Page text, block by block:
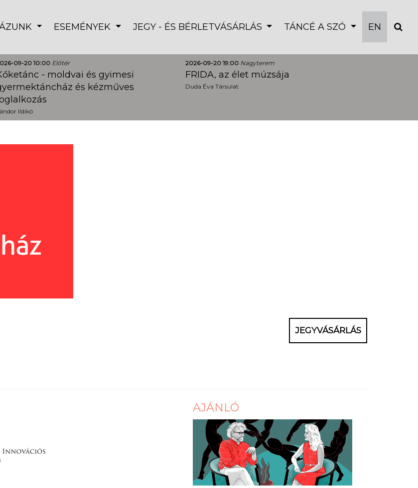
ESEMÉNYEK JEGY - ÉS BÉRLETVÁSÁRLÁS TÁNCÉ A SZÓ EN
09-20 10:00 Előtér
- moldvai és gyimesi
és kézműves
Ildikó
2026-09-20 19:00 Nagyterem
FRIDA, az élet múzsája
Duda Éva Társulat
JEGYVÁSÁRLÁS
AJÁNLÓ